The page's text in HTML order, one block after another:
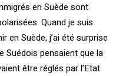
en Suède sont
Quand je suis
en Suède, j’ai été surprise
Suédois pensaient que la
être réglés par l’Etat.